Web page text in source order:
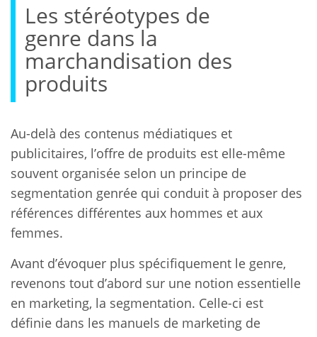
Les stéréotypes de
genre dans la
marchandisation des
produits
Au-delà des contenus médiatiques et
publicitaires, l’offre de produits est elle-même
souvent organisée selon un principe de
segmentation genrée qui conduit à proposer des
références différentes aux hommes et aux
femmes.
Avant d’évoquer plus spécifiquement le genre,
revenons tout d’abord sur une notion essentielle
en marketing, la segmentation. Celle-ci est
définie dans les manuels de marketing de